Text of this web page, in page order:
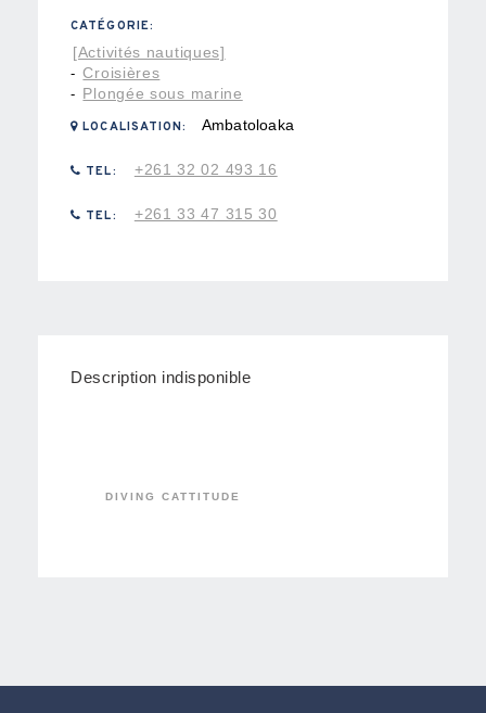
CATÉGORIE:
[Activités nautiques]
- Croisières
- Plongée sous marine
LOCALISATION: Ambatoloaka
TEL: +261 32 02 493 16
TEL: +261 33 47 315 30
Description indisponible
DIVING CATTITUDE